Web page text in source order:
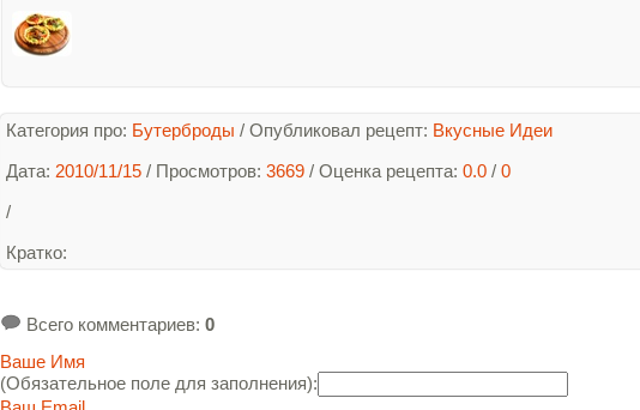
Категория про: Бутерброды / Опубликовал рецепт: Вкусные Идеи
Дата: 2010/11/15 / Просмотров: 3669 / Оценка рецепта: 0.0 / 0
/
Кратко:
Всего комментариев: 0
Ваше Имя
(Обязательное поле для заполнения):